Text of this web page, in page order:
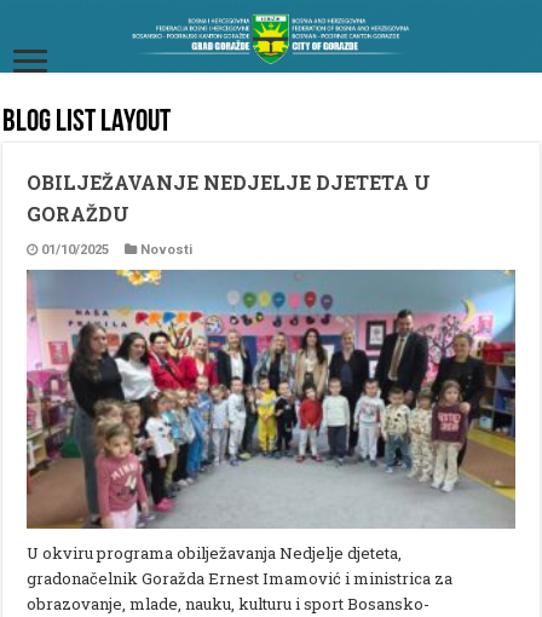
Blog List Layout
OBILJEŽAVANJE NEDJELJE DJETETA U
GORAŽDU
01/10/2025 Novosti
U okviru programa obilježavanja Nedjelje djeteta,
gradonačelnik Goražda Ernest Imamović i ministrica za
obrazovanje, mlade, nauku, kulturu i sport Bosansko-